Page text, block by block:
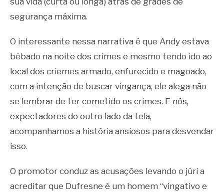
segurança máxima.
O interessante nessa narrativa é que Andy estava
bêbado na noite dos crimes e mesmo tendo ido ao
local dos criemes armado, enfurecido e magoado,
com a intenção de buscar vingança, ele alega não
se lembrar de ter cometido os crimes. E nós,
expectadores do outro lado da tela,
acompanhamos a história ansiosos para desvendar
isso.
O promotor conduz as acusações levando o júri a
acreditar que Dufresne é um homem “vingativo e